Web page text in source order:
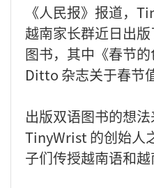
《人民报》报道，
越南家长群近日出
图书，其中《春节
Ditto 杂志关于春节
出版双语图书的想
TinyWrist 的创始人
子们传授越南语和越